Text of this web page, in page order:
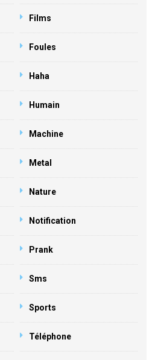
Films
Foules
Haha
Humain
Machine
Metal
Nature
Notification
Prank
Sms
Sports
Téléphone